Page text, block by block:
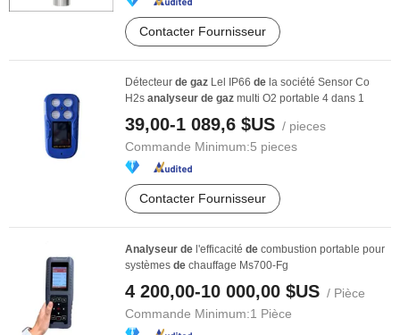
Contacter Fournisseur
Détecteur de gaz Lel IP66 de la société Sensor Co
H2s analyseur de gaz multi O2 portable 4 dans 1
39,00-1 089,6 $US / pieces
Commande Minimum:5 pieces
Contacter Fournisseur
Analyseur de l'efficacité de combustion portable pour
systèmes de chauffage Ms700-Fg
4 200,00-10 000,00 $US / Pièce
Commande Minimum:1 Pièce